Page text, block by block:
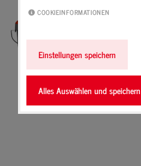
COOKIEINFORMATIONEN
Einstellungen speichern
Alles Auswählen und speichern